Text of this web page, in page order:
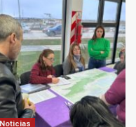
Noticias